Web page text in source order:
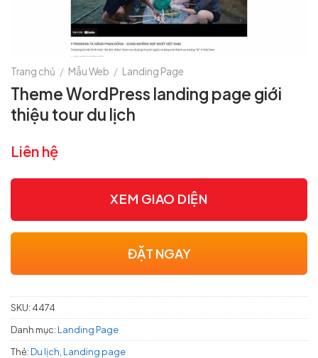
Trang chủ / Mẫu Web / Landing Page
Theme WordPress landing page giới
thiệu tour du lịch
Liên hệ
XEM GIAO DIỆN
ĐẶT NGAY
SKU: 4474
Danh mục:Landing Page
Thẻ:Du lịch Landing page